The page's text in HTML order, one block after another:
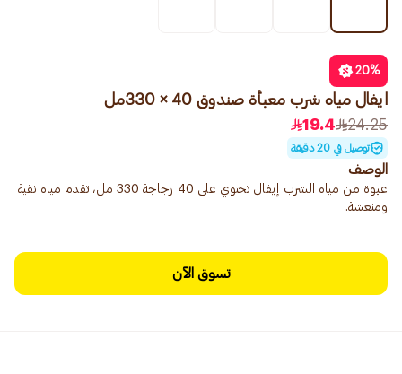
20%
ايفال مياه شرب معبأة صندوق 40 × 330مل
24.25
19.4
توصيل في 20 دقيقة
الوصف
عبوة من مياه الشرب إيفال تحتوي على 40 زجاجة 330 مل، تقدم مياه نقية
ومنعشة.
تسوق الآن